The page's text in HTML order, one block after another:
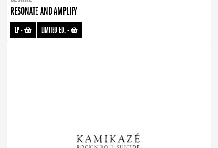
RESONATE AND AMPLIFY
LP- LIMITED ED.-